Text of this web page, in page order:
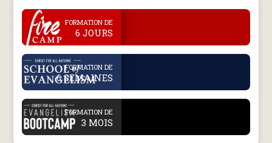
. FORMATION DE
6 JOURS
. FORMATION DE
6 SEMAINES
. FORMATION DE
3 MOIS